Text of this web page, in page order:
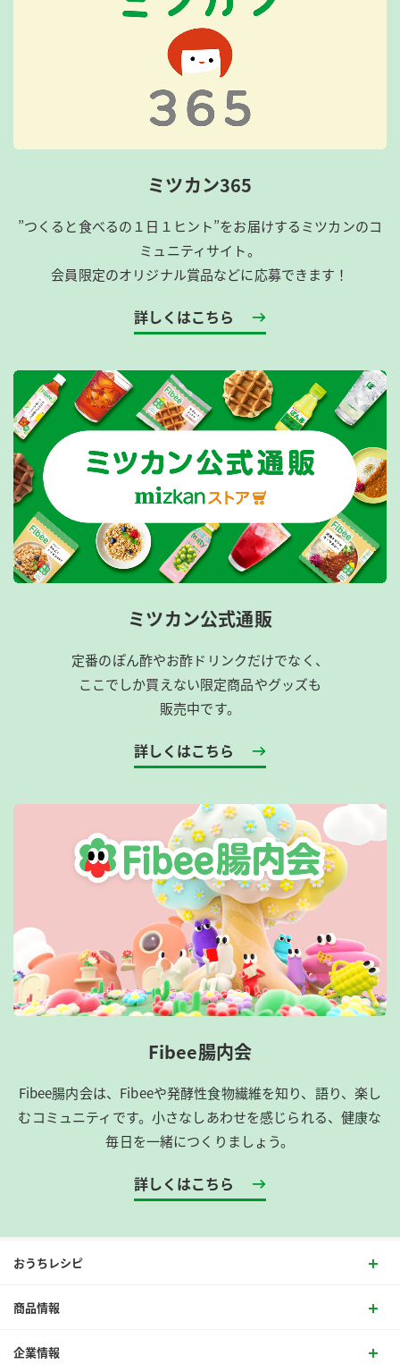
ミツカン365
”つくると食べるの１日１ヒント”をお届けするミツカンのコ
ミュニティサイト。
会員限定のオリジナル賞品などに応募できます！
詳しくはこちら
ミツカン公式通販
定番のぽん酢やお酢ドリンクだけでなく、
ここでしか買えない限定商品やグッズも
販売中です。
詳しくはこちら
Fibee腸内会
Fibee腸内会は、​Fibeeや発酵性食物繊維を知り、語り、楽し
むコミュニティです。​小さなしあわせを感じられる、健康な
毎日を一緒につくりましょう。
詳しくはこちら
おうちレシピ
商品情報
企業情報